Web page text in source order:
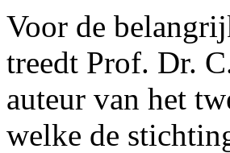
Voor de
treedt Prof. Dr.
auteur van het
welke de